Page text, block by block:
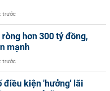
trước
hơn 300 tỷ đồng,
mạnh
trước
điều kiện 'hưởng' lãi